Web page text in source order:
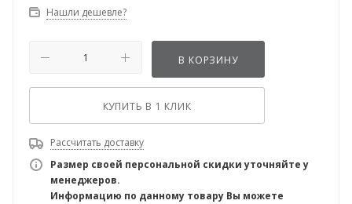
Нашли дешевле?
В КОРЗИНУ
КУПИТЬ В 1 КЛИК
Рассчитать доставку
Размер своей персональной скидки уточняйте у
менеджеров.
Информацию по данному товару Вы можете